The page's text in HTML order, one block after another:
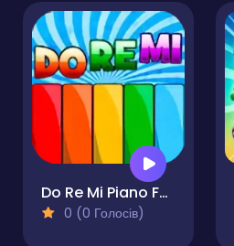
Do Re Mi Piano For Kids
0 (0 Голосів)